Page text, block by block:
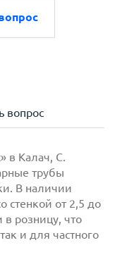
вопрос
в Калач, C.
трубы
В наличии
стенкой от 2,5 до
розницу, что
и для частного